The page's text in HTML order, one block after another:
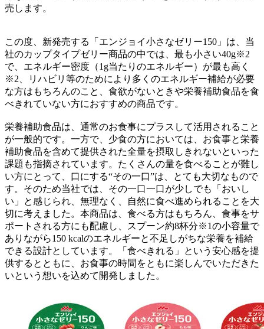
売します。
この度、新発売する「エンジョイ小さなゼリー150」は、当
社のカップタイプゼリー商品の中では、最も小さい40g※2
で、エネルギー密度（1g当たりのエネルギー）が最も高く
※2、リハビリ等のためにより多くのエネルギー補給が必要
な方はもちろんのこと、食欲がないときや栄養補助食品を食
べきれていない方におすすめの商品です。
栄養補助食品は、通常のお食事にプラスして活用されること
が一般的です。一方で、少食の方においては、お食事と栄養
補助食品を含めて提供された全量を摂取しきれないといった
課題も指摘されています。たくさんの量を食べることが難し
い方にとって、口にする“その一口”は、とても大切なもので
す。そのため当社では、その一口一口が少しでも「おいし
い」と感じられ、無理なく、自然に食べ進められることを大
切に考えました。本商品は、食べる方はもちろん、食事をサ
ポートされる方にも配慮し、スプーン約8杯分※1の小容量で
ありながら150 kcalのエネルギーと不足しがちな栄養を補給
できる設計としています。「食べきれる」という安心感を提
供するとともに、お食事の時間をともに楽しんでいただきた
いという想いを込めて開発しました。